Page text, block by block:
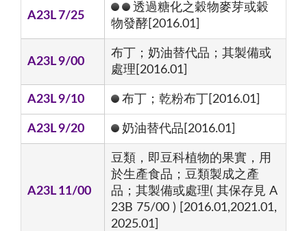
A23L 7/25
透過糖化之穀物麥芽或穀
物發酵[2016.01]
A23L 9/00
布丁；奶油替代品；其製備或
處理[2016.01]
A23L 9/10 布丁；乾粉布丁[2016.01]
A23L 9/20 奶油替代品[2016.01]
A23L 11/00
豆類，即豆科植物的果實，用
於生產食品；豆類製成之產
品；其製備或處理( 其保存見 A
23B 75/00 ) [2016.01,2021.01,
2025.01]